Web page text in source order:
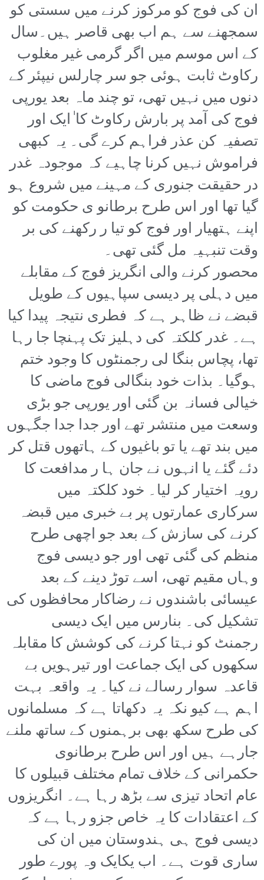
ان کی فوج کو مرکوز کرنے میں سستی کو
سمجھنے سے ہم اب بھی قاصر ہیں۔سال
کے اس موسم میں اگر گرمی غیر مغلوب
رکاوٹ ثابت ہوئی جو سر چارلس نیپئر کے
دنوں میں نہیں تھی، تو چند ماہ بعد یورپی
فوج کی آمد پر بارش رکاوٹ کا ٰایک اور
تصفیہ کن عذر فراہم کرے گی۔ یہ کبھی
فراموش نہیں کرنا چاہیے کہ موجودہ غدر
در حقیقت جنوری کے مہینے میں شروع ہو
گیا تھا اور اس طرح برطانو ی حکومت کو
اپنے ہتھیار اور فوج کو تیا ر رکھنے کی بر
وقت تنبہیہ مل گئی تھی۔
محصور کرنے والی انگریز فوج کے مقابلے
میں دہلی پر دیسی سپاہیوں کے طویل
قبضے نے ظاہر ہے کہ فطری نتیجہ پیدا کیا
ہے۔ غدر کلکتہ کی دہلیز تک پہنچا جا رہا
تھا، پچاس بنگا لی رجمنٹوں کا وجود ختم
ہوگیا۔ بذات خود بنگالی فوج ماضی کا
خیالی فسانہ بن گئی اور یورپی جو بڑی
وسعت میں منتشر تھے اور جدا جدا جگہوں
میں بند تھے یا تو باغیوں کے ہاتھوں قتل کر
دئے گئے یا انہوں نے جان ہا ر مدافعت کا
رویہ اختیار کر لیا۔ خود کلکتہ میں
سرکاری عمارتوں پر بے خبری میں قبضہ
کرنے کی سازش کے بعد جو اچھی طرح
منظم کی گئی تھی اور جو دیسی فوج
وہاں مقیم تھی، اسے توڑ دینے کے بعد
عیسائی باشندوں نے رضاکار محافظوں کی
تشکیل کی۔ بنارس میں ایک دیسی
رجمنٹ کو نہتا کرنے کی کوشش کا مقابلہ
سکھوں کی ایک جماعت اور تیرہویں بے
قاعدہ سوار رسالے نے کیا۔ یہ واقعہ بہت
اہم ہے کیو نکہ یہ دکھاتا ہے کہ مسلمانوں
کی طرح سکھ بھی برہمنوں کے ساتھ ملنے
جارہے ہیں اور اس طرح برطانوی
حکمرانی کے خلاف تمام مختلف قبیلوں کا
عام اتحاد تیزی سے بڑھ رہا ہے۔ انگریزوں
کے اعتقادات کا یہ خاص جزو رہا ہے کہ
دیسی فوج ہی ہندوستان میں ان کی
ساری قوت ہے۔ اب یکایک وہ پورے طور